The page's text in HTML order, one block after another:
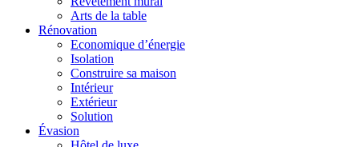
Arts de la table
Rénovation
Economique d’énergie
Isolation
Construire sa maison
Intérieur
Extérieur
Solution
Évasion